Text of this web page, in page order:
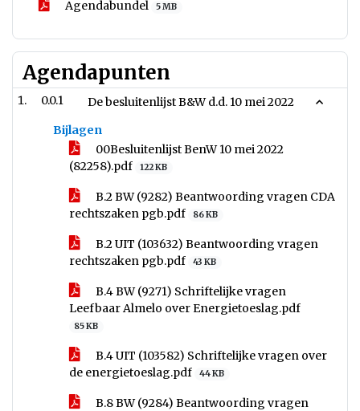
Agendabundel 5 MB
Agendapunten
0.0.1
De besluitenlijst B&W d.d. 10 mei 2022
Bijlagen
00Besluitenlijst BenW 10 mei 2022
(82258).pdf
122 KB
B.2 BW (9282) Beantwoording vragen CDA
rechtszaken pgb.pdf
86 KB
B.2 UIT (103632) Beantwoording vragen
rechtszaken pgb.pdf
43 KB
B.4 BW (9271) Schriftelijke vragen
Leefbaar Almelo over Energietoeslag.pdf
85 KB
B.4 UIT (103582) Schriftelijke vragen over
de energietoeslag.pdf
44 KB
B.8 BW (9284) Beantwoording vragen